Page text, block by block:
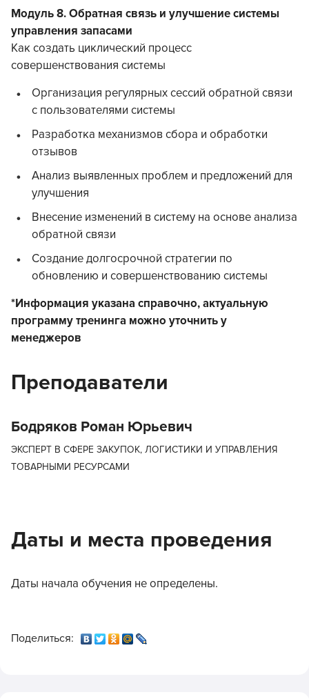
Модуль 8. Обратная связь и улучшение системы
управления запасами
Как создать циклический процесс
совершенствования системы
Организация регулярных сессий обратной связи
с пользователями системы
Разработка механизмов сбора и обработки
отзывов
Анализ выявленных проблем и предложений для
улучшения
Внесение изменений в систему на основе анализа
обратной связи
Создание долгосрочной стратегии по
обновлению и совершенствованию системы
*Информация указана справочно, актуальную
программу тренинга можно уточнить у
менеджеров
Преподаватели
Бодряков Роман Юрьевич
ЭКСПЕРТ В СФЕРЕ ЗАКУПОК, ЛОГИСТИКИ И УПРАВЛЕНИЯ
ТОВАРНЫМИ РЕСУРСАМИ
Даты и места проведения
Даты начала обучения не определены.
Поделиться: